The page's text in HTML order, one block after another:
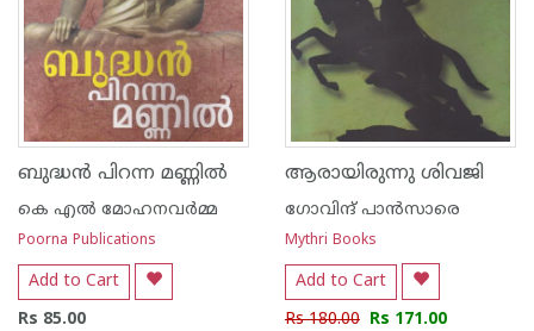
ബുദ്ധന്‍ പിറന്ന മണ്ണില്‍
കെ എല്‍ മോഹനവര്‍മ്മ
Poorna Publications
Add to Cart
Rs 85.00
ആരായിരുന്നു ശിവജി
ഗോവിന്ദ് പാന്‍സാരെ
Mythri Books
Add to Cart
Rs 180.00 Rs 171.00